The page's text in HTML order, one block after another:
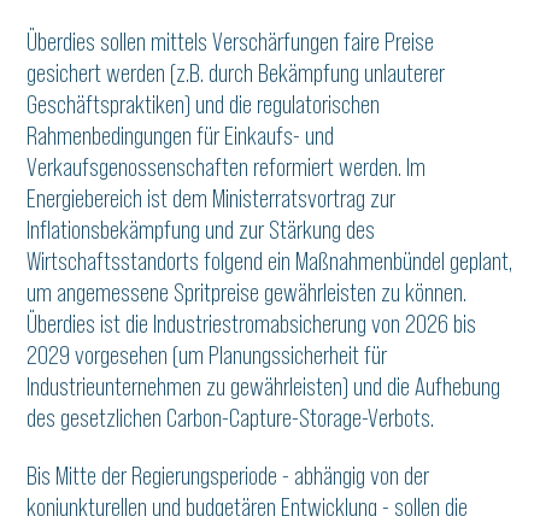
Überdies sollen mittels Verschärfungen faire Preise
gesichert werden (z.B. durch Bekämpfung unlauterer
Geschäftspraktiken) und die regulatorischen
Rahmenbedingungen für Einkaufs- und
Verkaufsgenossenschaften reformiert werden. Im
Energiebereich ist dem Ministerratsvortrag zur
Inflationsbekämpfung und zur Stärkung des
Wirtschaftsstandorts folgend ein Maßnahmenbündel geplant,
um angemessene Spritpreise gewährleisten zu können.
Überdies ist die Industriestromabsicherung von 2026 bis
2029 vorgesehen (um Planungssicherheit für
Industrieunternehmen zu gewährleisten) und die Aufhebung
des gesetzlichen Carbon-Capture-Storage-Verbots.
Bis Mitte der Regierungsperiode - abhängig von der
konjunkturellen und budgetären Entwicklung - sollen die